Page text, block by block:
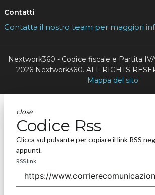
Contatti
Contatta il nostro team per maggiori
Nextwork360 - Codice fiscale e Partita
2026 Nextwork360. ALL RIGHTS
Mappa del sito
close
Codice Rss
Clicca sul pulsante per copiare il link RSS
appunti.
RSS link